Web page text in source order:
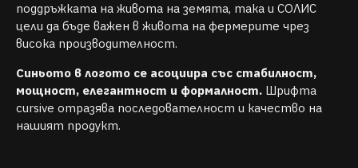
поддръжката на живота на земята, така и СОЛИС
цели да бъде важен в живота на фермерите чрез
висока производителност.
Синьото в логото се асоциира със стабилност,
мощност, елегантност и формалност. Шрифта
cursive отразява последователност и качество на
нашият продукт.